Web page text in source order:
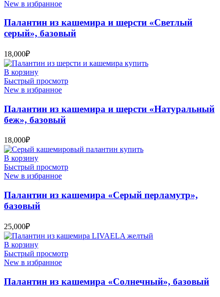
New в избранное
Палантин из кашемира и шерсти «Светлый
серый», базовый
18,000₽
В корзину
Быстрый просмотр
New в избранное
Палантин из кашемира и шерсти «Натуральный
беж», базовый
18,000₽
В корзину
Быстрый просмотр
New в избранное
Палантин из кашемира «Серый перламутр»,
базовый
25,000₽
В корзину
Быстрый просмотр
New в избранное
Палантин из кашемира «Солнечный», базовый